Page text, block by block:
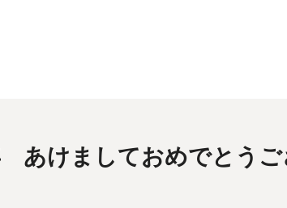
あけましておめでとう